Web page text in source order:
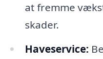
at fremme
skader.
Haveservice: